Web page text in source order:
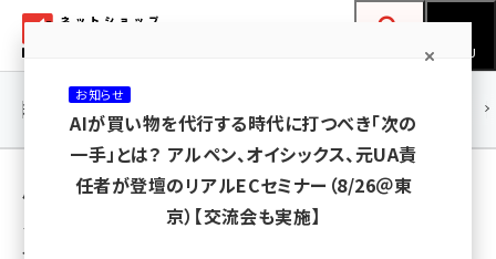
ン
ネットショップ担当者フォーラム
MENU
連載・特集 |
用語「オンライン・マーケティング・ソリューショ
ン」 が使われている記事の一覧
全 2 記事中 1 ～ 2 を表示中
お知らせ
AIが買い物を代行する時代に打つべき「次の
一手」とは？ アルペン、オイシックス、元UA責
任者が登壇のリアルECセミナー（8/26＠東
京）【交流会も実施】